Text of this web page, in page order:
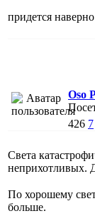
придется
Oso
426 7
Света
неприхотливых.
По хорошему
больше.